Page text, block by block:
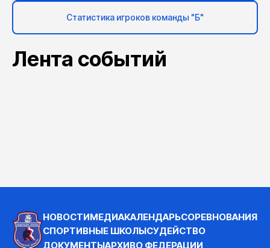
Статистика игроков команды "Б"
Лента событий
НОВОСТИМЕДИАКАЛЕНДАРЬСОРЕВНОВАНИЯ
СПОРТИВНЫЕ ШКОЛЫСУДЕЙСТВО
ДОКУМЕНТЫАРХИВО ФЕДЕРАЦИИ